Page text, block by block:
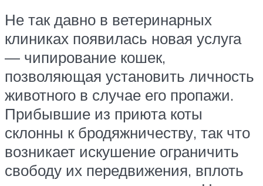
Не так давно в ветеринарных
клиниках появилась новая услуга
— чипирование кошек,
позволяющая установить личность
животного в случае его пропажи.
Прибывшие из приюта коты
склонны к бродяжничеству, так что
возникает искушение ограничить
свободу их передвижения, вплоть